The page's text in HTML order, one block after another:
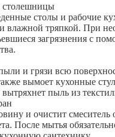
столешницы
столы и рабочие
влажной тряпкой. При
загрязнения с
и грязи всю
вымоет кухонные
вытряхнет пыль из
и очистит смеситель
После мытья